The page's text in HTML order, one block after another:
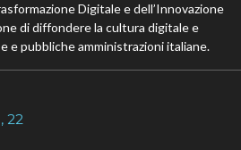
Digitale e dell’Innovazione
di diffondere la cultura digitale e
e pubbliche amministrazioni italiane.
22